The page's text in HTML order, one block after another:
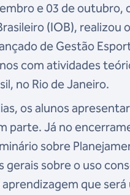
e 03 de
(IOB), realizou
de Gestão
com atividades
no Rio de Janeiro.
os alunos
parte. Já no
sobre
gerais sobre o uso
que